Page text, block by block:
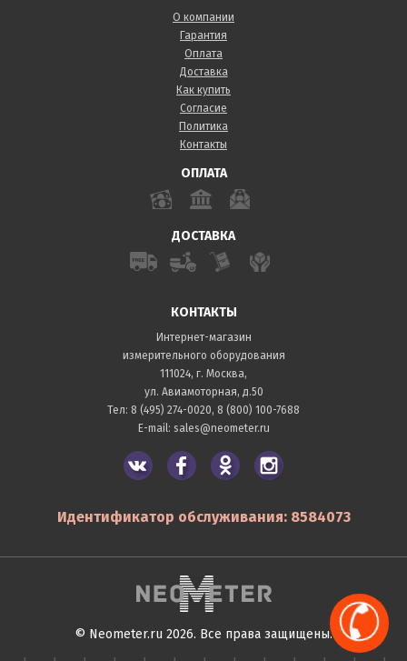
О компании
Гарантия
Оплата
Доставка
Как купить
Согласие
Политика
Контакты
ОПЛАТА
ДОСТАВКА
КОНТАКТЫ
Интернет-магазин
измерительного оборудования
111024, г. Москва,
ул. Авиамоторная, д.50
Тел: 8 (495) 274-0020, 8 (800) 100-7688
E-mail: sales@neometer.ru
Идентификатор обслуживания: 8584073
© Neometer.ru 2026. Все права защищены.